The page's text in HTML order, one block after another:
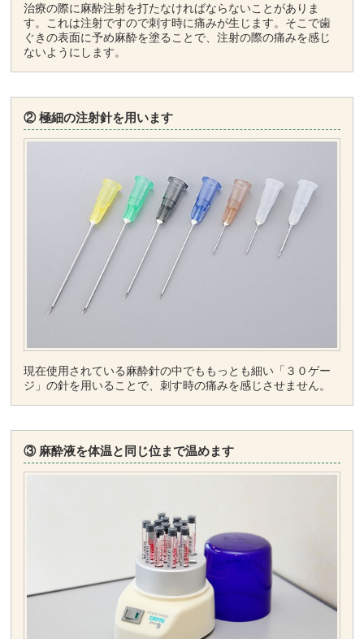
治療の際に麻酔注射を打たなければならないことがありま
す。これは注射ですので刺す時に痛みが生じます。そこで歯
ぐきの表面に予め麻酔を塗ることで、注射の際の痛みを感じ
ないようにします。
② 極細の注射針を用います
現在使用されている麻酔針の中でももっとも細い「３０ゲー
ジ」の針を用いることで、刺す時の痛みを感じさせません。
③ 麻酔液を体温と同じ位まで温めます